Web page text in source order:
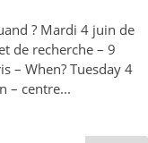
? Mardi 4 juin de
de recherche – 9
– When? Tuesday 4
– centre...